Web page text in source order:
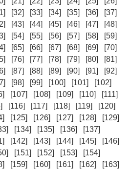
[32] [33] [34] [35] [36]
[37]
[43] [44] [45] [46] [47]
[48]
[54] [55] [56] [57] [58]
[59]
[65] [66] [67] [68] [69]
[70]
[76] [77] [78] [79] [80]
[81]
[87] [88] [89] [90] [91]
[92]
[98] [99] [100] [101]
[102]
[107] [108] [109] [110]
[111]
[116] [117] [118] [119]
[120]
[125] [126] [127] [128]
[129]
[134] [135] [136]
[137]
[142] [143] [144] [145]
[146]
[151] [152] [153]
[154]
[159] [160] [161] [162]
[163]